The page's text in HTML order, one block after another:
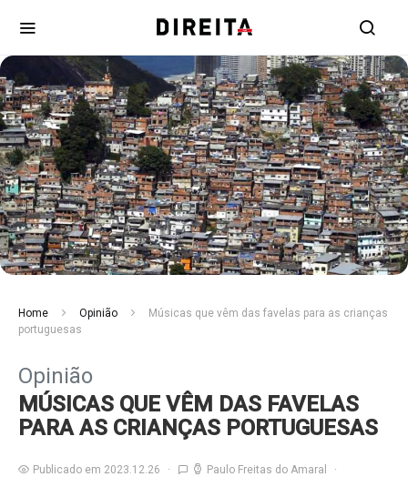
Home Opinião
Músicas que vêm das favelas para as crianças
portuguesas
Opinião
MÚSICAS QUE VÊM DAS FAVELAS
PARA AS CRIANÇAS PORTUGUESAS
Publicado em 2023.12.26 Paulo Freitas do Amaral